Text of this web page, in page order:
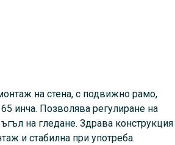
на стена, с подвижно рамо,
инча. Позволява регулиране на
на гледане. Здрава
и стабилна при употреба.